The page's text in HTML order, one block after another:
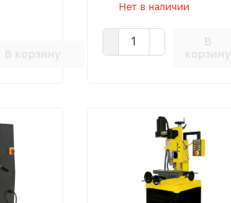
В корзину
Нет в наличии
В
корзину